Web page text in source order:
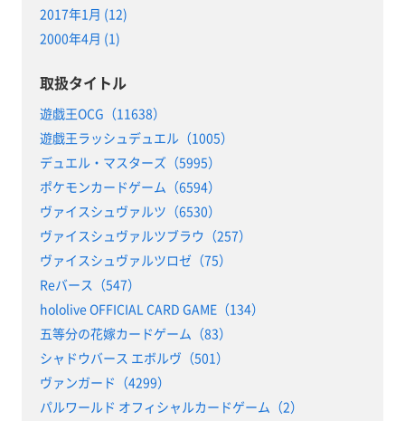
2017年1月 (12)
2000年4月 (1)
取扱タイトル
遊戯王OCG（11638）
遊戯王ラッシュデュエル（1005）
デュエル・マスターズ（5995）
ポケモンカードゲーム（6594）
ヴァイスシュヴァルツ（6530）
ヴァイスシュヴァルツブラウ（257）
ヴァイスシュヴァルツロゼ（75）
Reバース（547）
hololive OFFICIAL CARD GAME（134）
五等分の花嫁カードゲーム（83）
シャドウバース エボルヴ（501）
ヴァンガード（4299）
パルワールド オフィシャルカードゲーム（2）